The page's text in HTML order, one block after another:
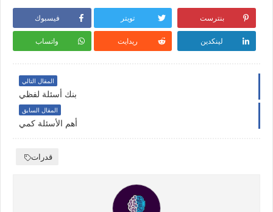
فيسبوك تويتر بنترست
واتساب ريدايت لينكدين
المقال التالي
بنك أسئلة لفظي
المقال السابق
أهم الأسئلة كمي
قدرات